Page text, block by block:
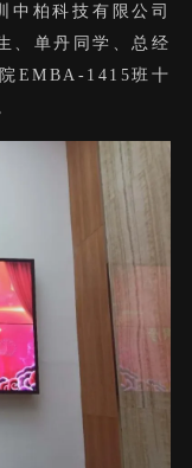
柏科技有限公司
、单丹同学、总经
EMBA-1415班十